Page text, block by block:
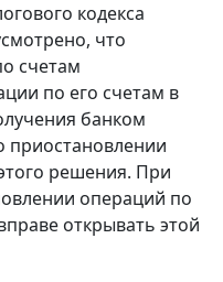
кодекса
что
счетам
по его счетам в
банком
приостановлении
решения. При
операций по
открывать этой